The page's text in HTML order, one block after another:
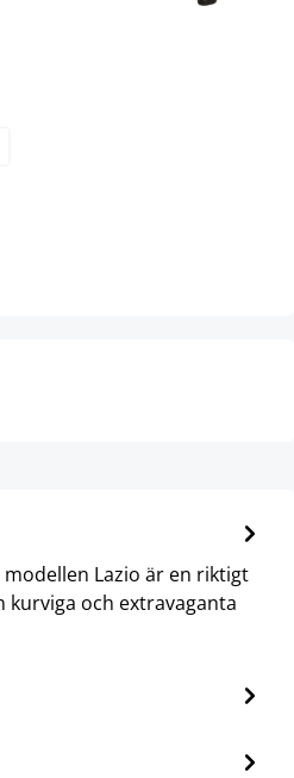
inte tillgängligt.)
Lazio är en riktigt
kurviga och extravaganta